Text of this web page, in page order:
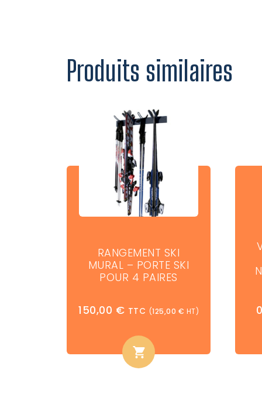
Produits similaires
RANGEMENT SKI
MURAL – PORTE SKI
POUR 4 PAIRES
150,00 € TTC (125,00 € HT)